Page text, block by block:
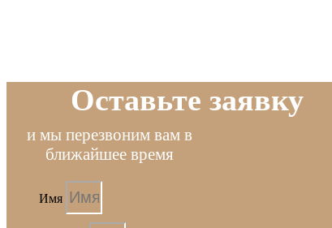
Оставьте заявку
и мы перезвоним вам в
ближайшее время
Имя